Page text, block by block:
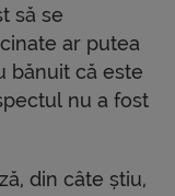
să se
ar putea
bănuit că este
nu a fost
din câte știu,